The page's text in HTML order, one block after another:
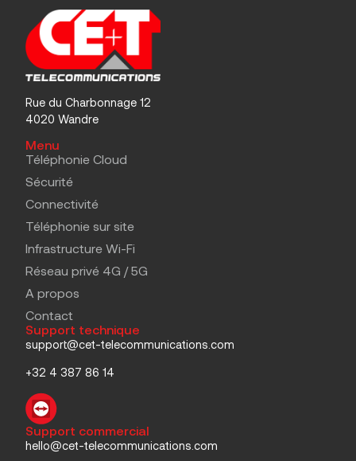
Rue du Charbonnage 12
4020 Wandre
Menu
Téléphonie Cloud
Sécurité
Connectivité
Téléphonie sur site
Infrastructure Wi-Fi
Réseau privé 4G / 5G
A propos
Contact
Support technique
support@cet-telecommunications.com
+32 4 387 86 14
Support commercial
hello@cet-telecommunications.com